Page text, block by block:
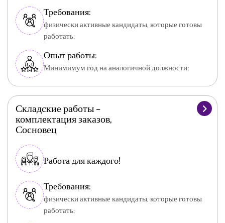
Требования:
физически активные кандидаты, которые готовы
работать;
Опыт работы:
Минимимум год на аналогичной должности;
Складские работы –
комплектация заказов,
Сосновец
Работа для каждого!
Требования:
физически активные кандидаты, которые готовы
работать;